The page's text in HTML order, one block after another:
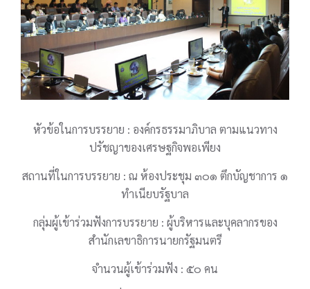
หัวข้อในการบรรยาย : องค์กรธรรมาภิบาล ตามแนวทาง
ปรัชญาของเศรษฐกิจพอเพียง
สถานที่ในการบรรยาย : ณ ห้องประชุม ๓๐๑ ตึกบัญชาการ ๑
ทำเนียบรัฐบาล
กลุ่มผู้เข้าร่วมฟังการบรรยาย : ผู้บริหารและบุคลากรของ
สำนักเลขาธิการนายกรัฐมนตรี
จำนวนผู้เข้าร่วมฟัง : ๕๐ คน